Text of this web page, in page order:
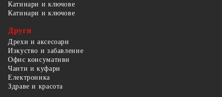
Катинари и ключове
Катинари и ключове
Други
Дрехи и аксесоари
Изкуство и забавление
Офис консумативи
Чанти и куфари
Електроника
Здраве и красота